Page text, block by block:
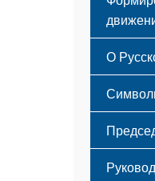
О
Этапы
Флаг
Герб
Гимн